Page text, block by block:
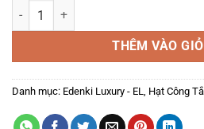
673.000₫.
là:
Hạt ổ cắm đôi USB màu vàng – EL-
THÊM VÀO
Danh mục: Edenki Luxury - EL, Hạt Công